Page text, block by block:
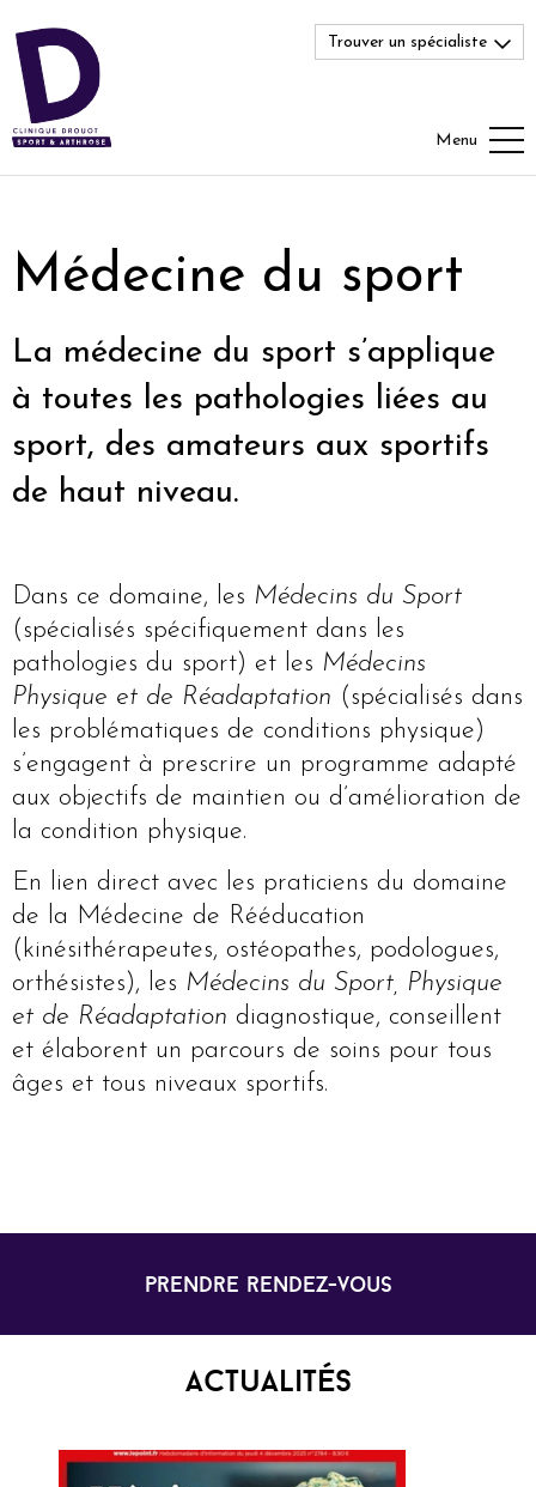
Trouver un spécialiste
Menu
Médecine du sport
La médecine du sport s’applique
à toutes les pathologies liées au
sport, des amateurs aux sportifs
de haut niveau.
Dans ce domaine, les Médecins du Sport
(spécialisés spécifiquement dans les
pathologies du sport) et les Médecins
Physique et de Réadaptation (spécialisés dans
les problématiques de conditions physique)
s’engagent à prescrire un programme adapté
aux objectifs de maintien ou d’amélioration de
la condition physique.
En lien direct avec les praticiens du domaine
de la Médecine de Rééducation
(kinésithérapeutes, ostéopathes, podologues,
orthésistes), les Médecins du Sport, Physique
et de Réadaptation diagnostique, conseillent
et élaborent un parcours de soins pour tous
âges et tous niveaux sportifs.
prendre rendez-vous
Actualités